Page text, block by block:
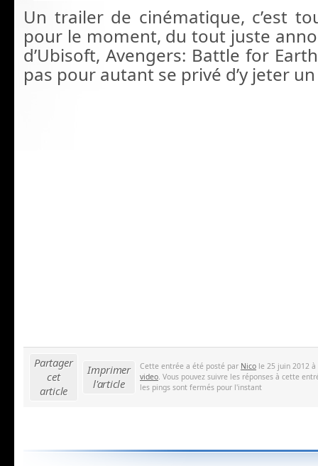
Un trailer de cinématique, c’est
pour le moment, du tout juste
d’Ubisoft, Avengers: Battle for
pas pour autant se privé d’y jeter
Partager
cet
article
Imprimer
l'article
Cette entrée a été posté par Nico le 25 juin 2012
video. Vous pouvez suivre les réponses à cette
les pings sont fermés pour l'instant